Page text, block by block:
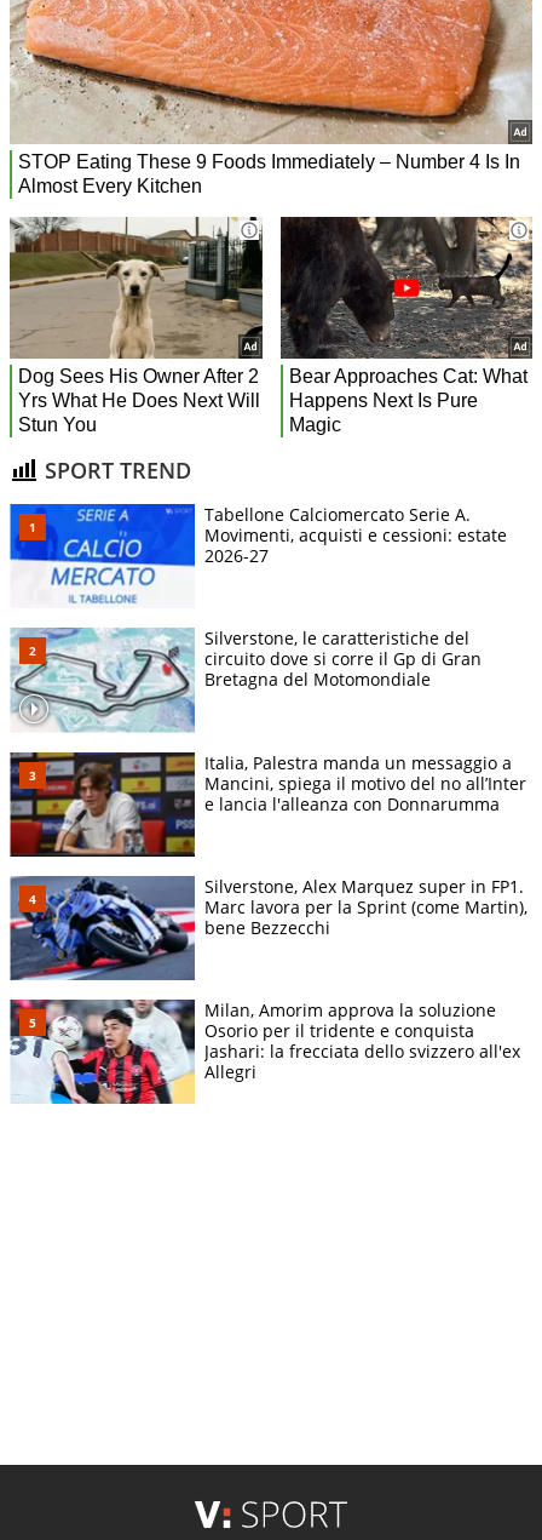
SPORT TREND
Tabellone Calciomercato Serie A.
Movimenti, acquisti e cessioni: estate
2026-27
Silverstone, le caratteristiche del
circuito dove si corre il Gp di Gran
Bretagna del Motomondiale
Italia, Palestra manda un messaggio a
Mancini, spiega il motivo del no all’Inter
e lancia l'alleanza con Donnarumma
Silverstone, Alex Marquez super in FP1.
Marc lavora per la Sprint (come Martin),
bene Bezzecchi
Milan, Amorim approva la soluzione
Osorio per il tridente e conquista
Jashari: la frecciata dello svizzero all'ex
Allegri